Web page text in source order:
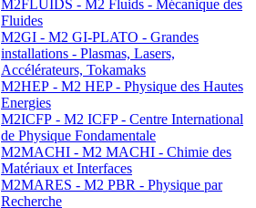
M2FLUIDS - M2 Fluids - Mécanique des
Fluides
M2GI - M2 GI-PLATO - Grandes
installations - Plasmas, Lasers,
Accélérateurs, Tokamaks
M2HEP - M2 HEP - Physique des Hautes
Energies
M2ICFP - M2 ICFP - Centre International
de Physique Fondamentale
M2MACHI - M2 MACHI - Chimie des
Matériaux et Interfaces
M2MARES - M2 PBR - Physique par
Recherche